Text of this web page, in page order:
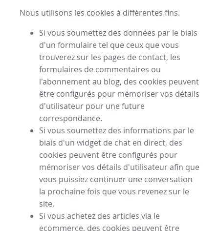
Nous utilisons les cookies à différentes fins.
Si vous soumettez des données par le biais
d'un formulaire tel que ceux que vous
trouverez sur les pages de contact, les
formulaires de commentaires ou
l'abonnement au blog, des cookies peuvent
être configurés pour mémoriser vos détails
d'utilisateur pour une future
correspondance.
Si vous soumettez des informations par le
biais d'un widget de chat en direct, des
cookies peuvent être configurés pour
mémoriser vos détails d'utilisateur afin que
vous puissiez continuer une conversation
la prochaine fois que vous revenez sur le
site.
Si vous achetez des articles via le
ecommerce, des cookies peuvent être